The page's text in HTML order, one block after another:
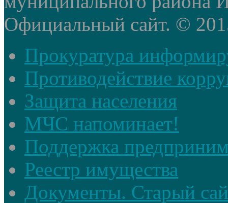
Официальный сайт. ©
Прокуратура
Противодействие
Защита населения
МЧС напоминает!
Поддержка
Реестр имущества
Документы. Старый